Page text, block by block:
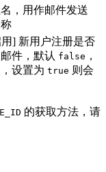
，用作邮件发送
用] 新用户注册是否
件，默认 false ，
设置为 true 则会
的获取方法，请